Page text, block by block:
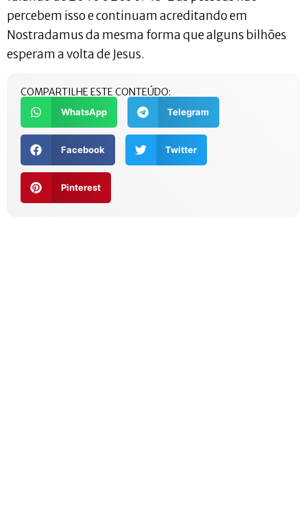
percebem isso e continuam acreditando em
Nostradamus da mesma forma que alguns bilhões
esperam a volta de Jesus.
COMPARTILHE ESTE CONTEÚDO:
WhatsApp Telegram
Facebook Twitter
Pinterest